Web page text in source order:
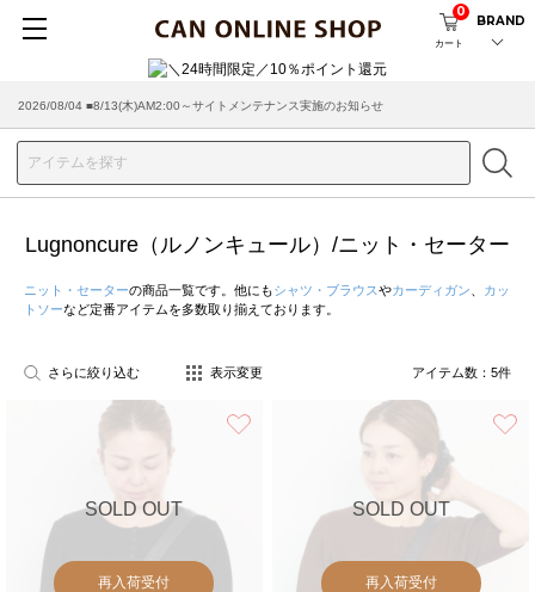
カート
0
BRAND
2026/08/04 ■8/13(木)AM2:00～サイトメンテナンス実施のお知らせ
Lugnoncure（ルノンキュール）/ニット・セーター
ニット・セーターの商品一覧です。他にもシャツ・ブラウスやカーディガン
カッ
トソーなど定番アイテムを多数取り揃えております。
さらに絞り込む 表示変更 アイテム数： 5件
SOLD OUT
再入荷受付
SOLD OUT
再入荷受付